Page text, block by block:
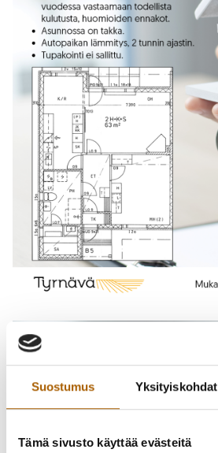
Suostumus Yksityiskohdat
Tämä sivusto käyttää evästeitä